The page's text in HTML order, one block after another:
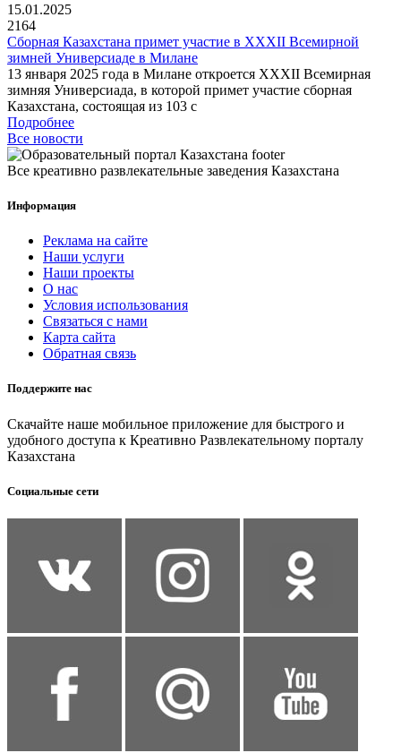
15.01.2025
2164
Сборная Казахстана примет участие в XXXII Всемирной
зимней Универсиаде в Милане
13 января 2025 года в Милане откроется XXXII Всемирная
зимняя Универсиада, в которой примет участие сборная
Казахстана, состоящая из 103 с
Подробнее
Все новости
Все креативно развлекательные заведения Казахстана
Информация
Реклама на сайте
Наши услуги
Наши проекты
О нас
Условия использования
Связаться с нами
Карта сайта
Обратная связь
Поддержите нас
Скачайте наше мобильное приложение для быстрого и
удобного доступа к Креативно Развлекательному порталу
Казахстана
Социальные сети